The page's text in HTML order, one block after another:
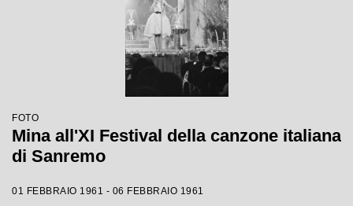
FOTO
Mina all'XI Festival della canzone italiana
di Sanremo
01 FEBBRAIO 1961 - 06 FEBBRAIO 1961